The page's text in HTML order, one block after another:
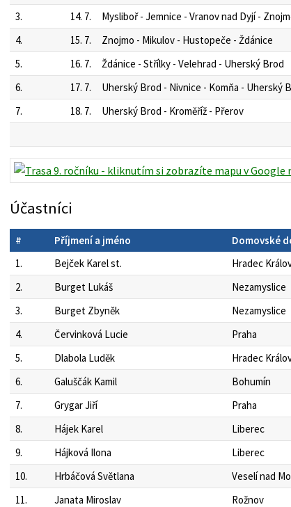
3.
14. 7. Mysliboř - Jemnice - Vranov nad Dyjí -
4.
15. 7. Znojmo - Mikulov - Hustopeče - Ždánice
5.
16. 7. Ždánice - Střílky - Velehrad - Uherský Brod
6.
17. 7. Uherský Brod - Nivnice - Komňa - Uherský
7.
18. 7. Uherský Brod - Kroměříž - Přerov
Účastníci
# Příjmení a jméno
Domovské
1.
Bejček Karel st.
Hradec
2.
Burget Lukáš
Nezamyslice
3.
Burget Zbyněk
Nezamyslice
4.
Červinková Lucie
Praha
5.
Dlabola Luděk
Hradec
6.
Galuščák Kamil
Bohumín
7.
Grygar Jiří
Praha
8.
Hájek Karel
Liberec
9.
Hájková Ilona
Liberec
10.
Hrbáčová Světlana
Veselí nad
11.
Janata Miroslav
Rožnov